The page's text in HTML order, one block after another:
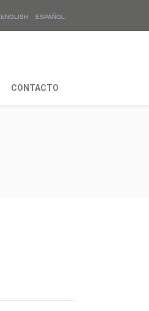
ENGLISH ESPAÑOL
CONTACTO